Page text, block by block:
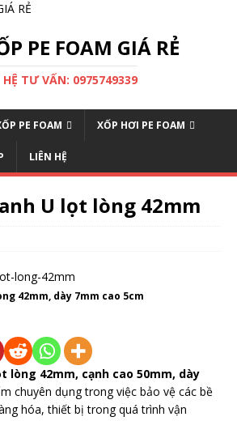
PE FOAM GIÁ RẺ
HỆ TƯ VẤN: 0975749339
PE FOAM XỐP HƠI PE FOAM
LIÊN HỆ
U lọt lòng 42mm
42mm, dày 7mm cao 5cm
lòng 42mm, cạnh cao 50mm, dày
chuyên dụng trong việc bảo vệ các bề
hóa, thiết bị trong quá trình vận